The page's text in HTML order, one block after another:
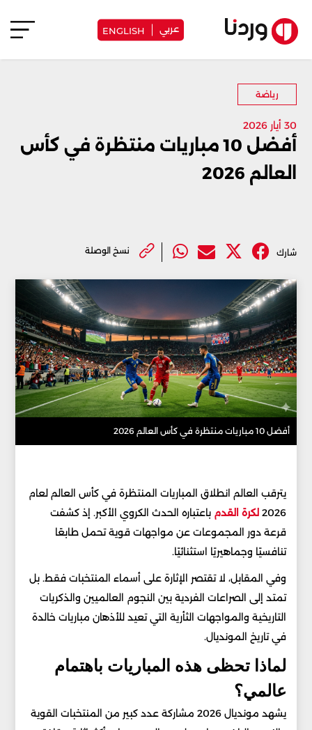
عربي ENGLISH
رياضة
30 أيار 2026
أفضل 10 مباريات منتظرة في كأس
العالم 2026
شارك نسخ الوصلة
أفضل 10 مباريات منتظرة في كأس العالم 2026
يترقب العالم انطلاق المباريات المنتظرة في كأس العالم لعام
2026 لكرة القدم باعتباره الحدث الكروي الأكبر. إذ كشفت
قرعة دور المجموعات عن مواجهات قوية تحمل طابعًا
تنافسيًا وجماهيريًا استثنائيًا.
وفي المقابل، لا تقتصر الإثارة على أسماء المنتخبات فقط. بل
تمتد إلى الصراعات الفردية بين النجوم العالميين والذكريات
التاريخية والمواجهات الثأرية التي تعيد للأذهان مباريات خالدة
في تاريخ المونديال.
لماذا تحظى هذه المباريات باهتمام
عالمي؟
يشهد مونديال 2026 مشاركة عدد كبير من المنتخبات القوية